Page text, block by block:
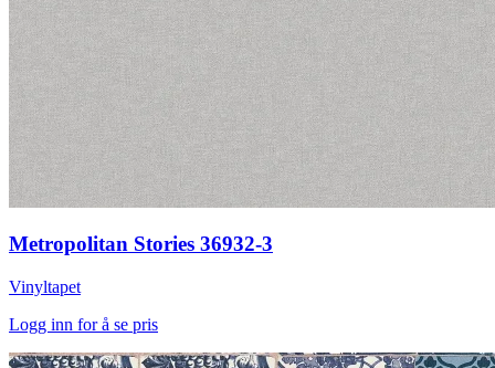
Metropolitan Stories 36932-3
Vinyltapet
Logg inn for å se pris